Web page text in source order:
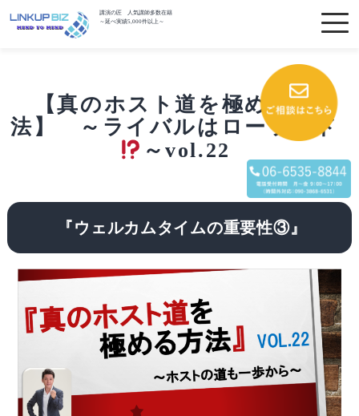
講演の匠 人気講師多数在籍
～延べ実績5,000件以上～
【真のホスト道を極める方
法】 ～ライバルはローランド
～vol.22
『ウェルカムタイムの重要性③』